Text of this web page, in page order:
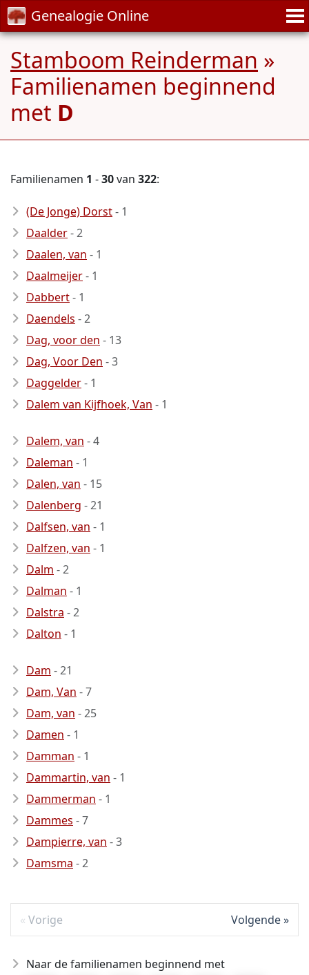
Genealogie Online
Stamboom Reinderman »
Familienamen beginnend
met D
Familienamen 1 -30van 322:
(De Jonge) Dorst- 1
Daalder- 2
Daalen, van - 1
Daalmeijer- 1
Dabbert- 1
Daendels - 2
Dag, voor den - 13
Dag, Voor Den - 3
Daggelder- 1
Dalem van Kijfhoek, Van - 1
Dalem, van - 4
Daleman - 1
Dalen, van - 15
Dalenberg - 21
Dalfsen, van - 1
Dalfzen, van - 1
Dalm - 2
Dalman - 1
Dalstra - 2
Dalton - 1
Dam - 21
Dam, Van - 7
Dam, van - 25
Damen - 1
Damman - 1
Dammartin, van - 1
Dammerman - 1
Dammes - 7
Dampierre, van - 3
Damsma - 2
Vorige Volgende
Naar de familienamen beginnend met